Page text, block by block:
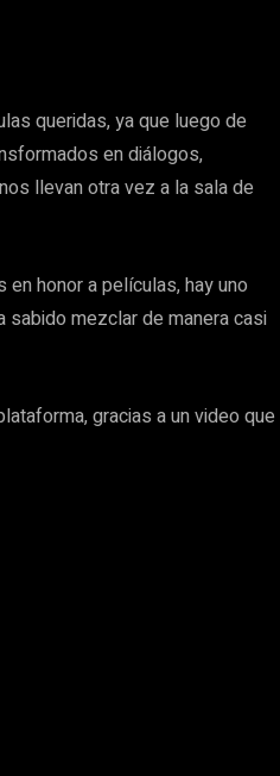
queridas, ya que luego de
en diálogos,
llevan otra vez a la sala de
honor a películas, hay uno
sabido mezclar de manera casi
gracias a un video que